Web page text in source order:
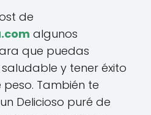
de
algunos
que puedas
y tener éxito
También te
Delicioso puré de